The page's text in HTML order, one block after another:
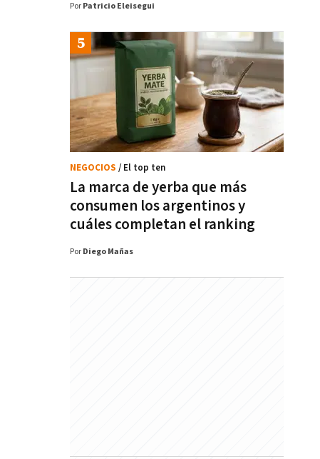
Por Patricio Eleisegui
La marca de yerba que más
consumen los argentinos y
cuáles completan el ranking
NEGOCIOS / El top ten
Por Diego Mañas